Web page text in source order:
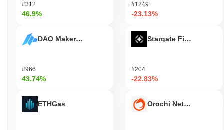
#312
46.9%
DAO Maker Token
#966
43.74%
ETHGas
#1249
-23.13%
Stargate Finance
#204
-22.83%
Orochi Network